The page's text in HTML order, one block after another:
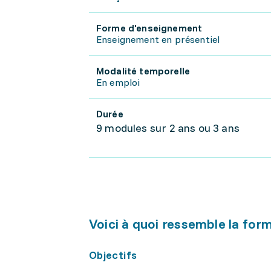
Forme d'enseignement
Enseignement en présentiel
Modalité temporelle
En emploi
Durée
9 modules sur 2 ans ou 3 ans
Voici à quoi ressemble la
Objectifs